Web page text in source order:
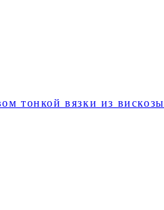
тонкой вязки из вискозы